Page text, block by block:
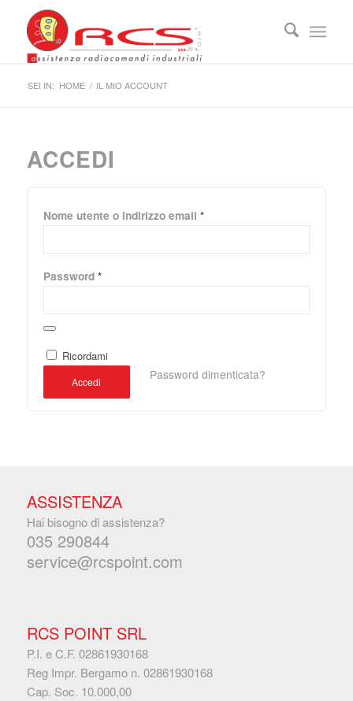
SEI IN: HOME / IL MIO ACCOUNT
ACCEDI
Nome utente o indirizzo email *
Password *
Ricordami
Accedi Password dimenticata?
ASSISTENZA
Hai bisogno di assistenza?
035 290844
service@rcspoint.com
RCS POINT SRL
P.I. e C.F. 02861930168
Reg Impr. Bergamo n. 02861930168
Cap. Soc. 10.000,00